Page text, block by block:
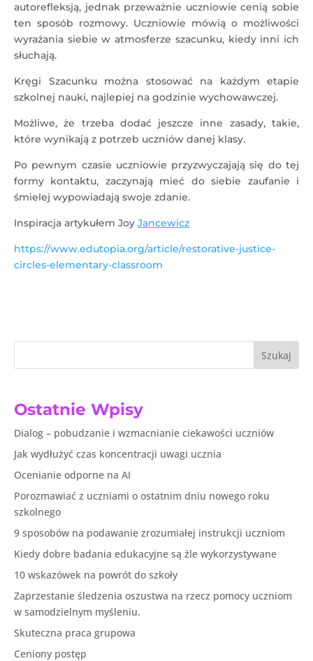
autorefleksją, jednak przeważnie uczniowie cenią sobie
ten sposób rozmowy. Uczniowie mówią o możliwości
wyrażania siebie w atmosferze szacunku, kiedy inni ich
słuchają.
Kręgi Szacunku można stosować na każdym etapie
szkolnej nauki, najlepiej na godzinie wychowawczej.
Możliwe, że trzeba dodać jeszcze inne zasady, takie,
które wynikają z potrzeb uczniów danej klasy.
Po pewnym czasie uczniowie przyzwyczajają się do tej
formy kontaktu, zaczynają mieć do siebie zaufanie i
śmielej wypowiadają swoje zdanie.
Inspiracja artykułem Joy Jancewicz
https://www.edutopia.org/article/restorative-justice-
circles-elementary-classroom
Szukaj
Ostatnie Wpisy
Dialog – pobudzanie i wzmacnianie ciekawości uczniów
Jak wydłużyć czas koncentracji uwagi ucznia
Ocenianie odporne na AI
Porozmawiać z uczniami o ostatnim dniu nowego roku
szkolnego
9 sposobów na podawanie zrozumiałej instrukcji uczniom
Kiedy dobre badania edukacyjne są źle wykorzystywane
10 wskazówek na powrót do szkoły
Zaprzestanie śledzenia oszustwa na rzecz pomocy uczniom
w samodzielnym myśleniu.
Skuteczna praca grupowa
Ceniony postęp